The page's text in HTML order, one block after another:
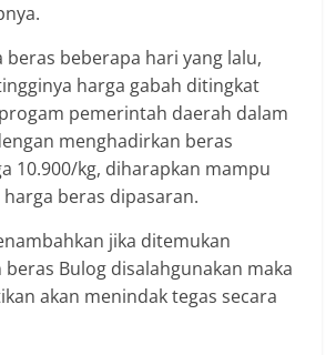
beras beberapa hari yang lalu,
harga gabah ditingkat
pemerintah daerah dalam
menghadirkan beras
10.900/kg, diharapkan mampu
beras dipasaran.
jika ditemukan
Bulog disalahgunakan maka
akan menindak tegas secara